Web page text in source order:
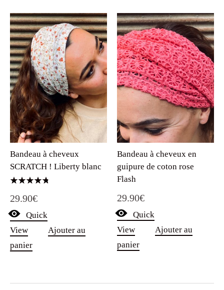
Bandeau à cheveux
SCRATCH ! Liberty blanc
4.75
29.90€
Quick
View
Ajouter au
panier
Bandeau à cheveux en
guipure de coton rose
Flash
29.90€
Quick
View
Ajouter au
panier